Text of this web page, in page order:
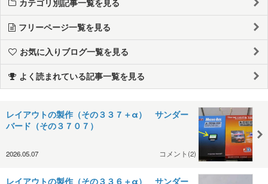
カテゴリ別記事一覧を見る
フリーページ一覧を見る
お気に入りブログ一覧を見る
よく読まれている記事一覧を見る
レイアウトの製作（その３３７＋α） サンダー
バード（その３７０７）
2026.05.07 コメント(2)
レイアウトの製作（その３３６＋α） サンダー